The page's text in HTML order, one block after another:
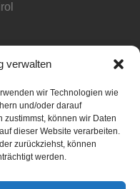
verwalten
wir Technologien wie
und/oder darauf
können wir Daten
dieser Website verarbeiten.
zurückziehst, können
werden.